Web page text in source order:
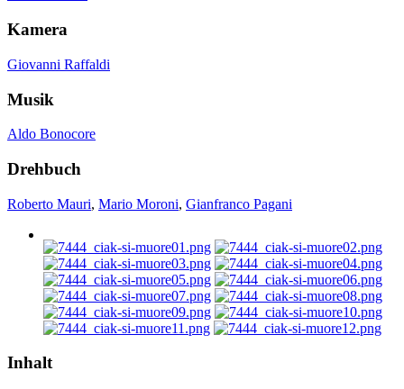
Kamera
Giovanni Raffaldi
Musik
Aldo Bonocore
Drehbuch
Roberto Mauri, Mario Moroni, Gianfranco Pagani
Inhalt